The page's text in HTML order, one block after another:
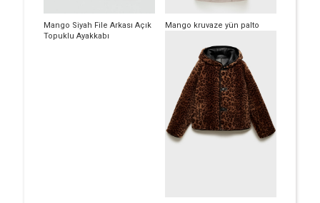
Mango Siyah File Arkası Açık
Topuklu Ayakkabı
Mango kruvaze yün palto